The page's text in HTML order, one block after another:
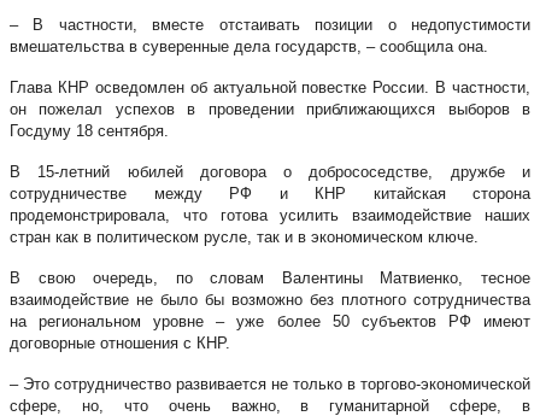
– В частности, вместе отстаивать позиции о недопустимости
вмешательства в суверенные дела государств, – сообщила она.
Глава КНР осведомлен об актуальной повестке России. В частности,
он пожелал успехов в проведении приближающихся выборов в
Госдуму 18 сентября.
В 15-летний юбилей договора о добрососедстве, дружбе и
сотрудничестве между РФ и КНР китайская сторона
продемонстрировала, что готова усилить взаимодействие наших
стран как в политическом русле, так и в экономическом ключе.
В свою очередь, по словам Валентины Матвиенко, тесное
взаимодействие не было бы возможно без плотного сотрудничества
на региональном уровне – уже более 50 субъектов РФ имеют
договорные отношения с КНР.
– Это сотрудничество развивается не только в торгово-экономической
сфере, но, что очень важно, в гуманитарной сфере, в